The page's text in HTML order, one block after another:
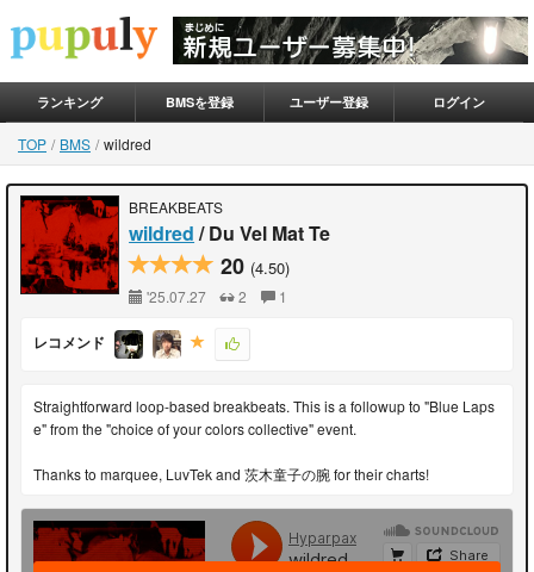
ランキング BMSを登録 ユーザー登録 ログイン
TOP BMS wildred
BREAKBEATS
wildred / Du Vel Mat Te
20 (4.50)
'25.07.27 2 1
レコメンド
Straightforward loop-based breakbeats. This is a followup to "Blue Laps
e" from the "choice of your colors collective" event.
Thanks to marquee, LuvTek and 茨木童子の腕 for their charts!